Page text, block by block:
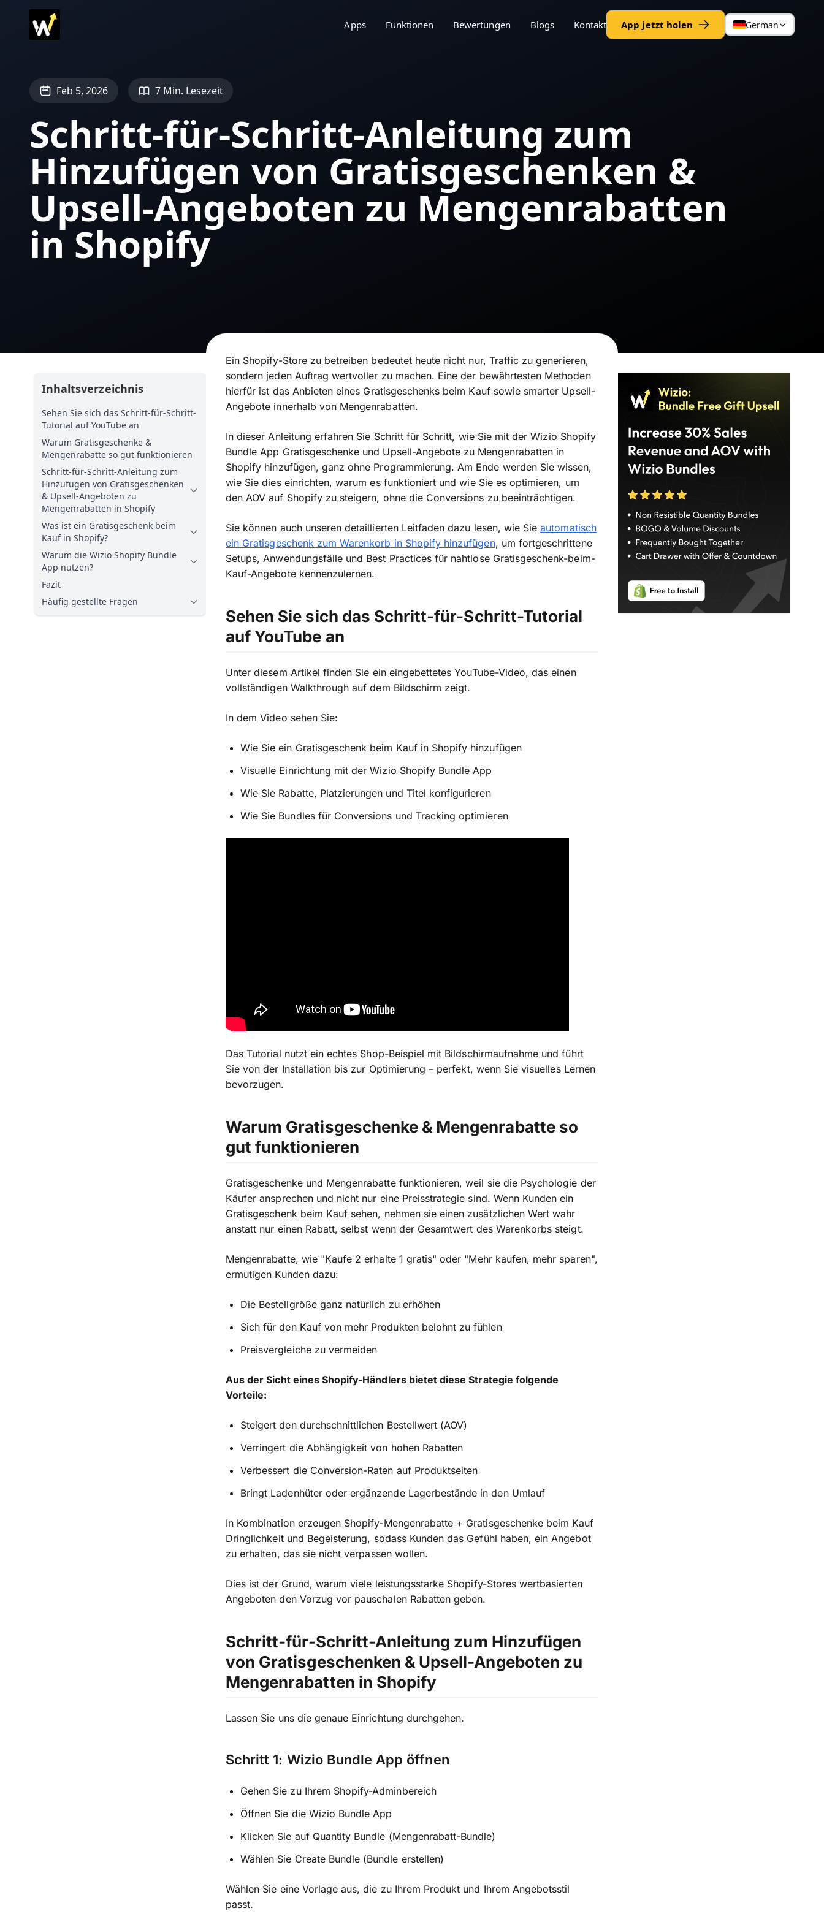
Apps Funktionen Bewertungen Blogs Kontakt App jetzt holen German
Feb 5, 2026 7 Min. Lesezeit
Schritt-für-Schritt-Anleitung zum
Hinzufügen von Gratisgeschenken &
Upsell-Angeboten zu Mengenrabatten
in Shopify
Inhaltsverzeichnis
Sehen Sie sich das Schritt-für-Schritt-
Tutorial auf YouTube an
Warum Gratisgeschenke &
Mengenrabatte so gut funktionieren
Schritt-für-Schritt-Anleitung zum
Hinzufügen von Gratisgeschenken
& Upsell-Angeboten zu
Mengenrabatten in Shopify
Was ist ein Gratisgeschenk beim
Kauf in Shopify?
Warum die Wizio Shopify Bundle
App nutzen?
Fazit
Häufig gestellte Fragen
Ein Shopify-Store zu betreiben bedeutet heute nicht nur, Traffic zu generieren,
sondern jeden Auftrag wertvoller zu machen. Eine der bewährtesten Methoden
hierfür ist das Anbieten eines Gratisgeschenks beim Kauf sowie smarter Upsell-
Angebote innerhalb von Mengenrabatten.
In dieser Anleitung erfahren Sie Schritt für Schritt, wie Sie mit der Wizio Shopify
Bundle App Gratisgeschenke und Upsell-Angebote zu Mengenrabatten in
Shopify hinzufügen, ganz ohne Programmierung. Am Ende werden Sie wissen,
wie Sie dies einrichten, warum es funktioniert und wie Sie es optimieren, um
den AOV auf Shopify zu steigern, ohne die Conversions zu beeinträchtigen.
Sie können auch unseren detaillierten Leitfaden dazu lesen, wie Sieautomatisch
ein Gratisgeschenk zum Warenkorb in Shopify hinzufügen, um fortgeschrittene
Setups, Anwendungsfälle und Best Practices für nahtlose Gratisgeschenk-beim-
Kauf-Angebote kennenzulernen.
Sehen Sie sich das Schritt-für-Schritt-Tutorial
auf YouTube an
Unter diesem Artikel finden Sie ein eingebettetes YouTube-Video, das einen
vollständigen Walkthrough auf dem Bildschirm zeigt.
In dem Video sehen Sie:
Wie Sie ein Gratisgeschenk beim Kauf in Shopify hinzufügen
Visuelle Einrichtung mit der Wizio Shopify Bundle App
Wie Sie Rabatte, Platzierungen und Titel konfigurieren
Wie Sie Bundles für Conversions und Tracking optimieren
Das Tutorial nutzt ein echtes Shop-Beispiel mit Bildschirmaufnahme und führt
Sie von der Installation bis zur Optimierung – perfekt, wenn Sie visuelles Lernen
bevorzugen.
Warum Gratisgeschenke & Mengenrabatte so
gut funktionieren
Gratisgeschenke und Mengenrabatte funktionieren, weil sie die Psychologie der
Käufer ansprechen und nicht nur eine Preisstrategie sind. Wenn Kunden ein
Gratisgeschenk beim Kauf sehen, nehmen sie einen zusätzlichen Wert wahr
anstatt nur einen Rabatt, selbst wenn der Gesamtwert des Warenkorbs steigt.
Mengenrabatte, wie "Kaufe 2 erhalte 1 gratis" oder "Mehr kaufen, mehr sparen",
ermutigen Kunden dazu:
Die Bestellgröße ganz natürlich zu erhöhen
Sich für den Kauf von mehr Produkten belohnt zu fühlen
Preisvergleiche zu vermeiden
Aus der Sicht eines Shopify-Händlers bietet diese Strategie folgende
Vorteile:
Steigert den durchschnittlichen Bestellwert (AOV)
Verringert die Abhängigkeit von hohen Rabatten
Verbessert die Conversion-Raten auf Produktseiten
Bringt Ladenhüter oder ergänzende Lagerbestände in den Umlauf
In Kombination erzeugen Shopify-Mengenrabatte + Gratisgeschenke beim Kauf
Dringlichkeit und Begeisterung, sodass Kunden das Gefühl haben, ein Angebot
zu erhalten, das sie nicht verpassen wollen.
Dies ist der Grund, warum viele leistungsstarke Shopify-Stores wertbasierten
Angeboten den Vorzug vor pauschalen Rabatten geben.
Schritt-für-Schritt-Anleitung zum Hinzufügen
von Gratisgeschenken & Upsell-Angeboten zu
Mengenrabatten in Shopify
Lassen Sie uns die genaue Einrichtung durchgehen.
Schritt 1: Wizio Bundle App öffnen
Gehen Sie zu Ihrem Shopify-Adminbereich
Öffnen Sie die Wizio Bundle App
Klicken Sie auf Quantity Bundle (Mengenrabatt-Bundle)
Wählen Sie Create Bundle (Bundle erstellen)
Wählen Sie eine Vorlage aus, die zu Ihrem Produkt und Ihrem Angebotsstil
passt.